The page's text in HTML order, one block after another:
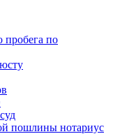
пробега по
пошлины нотариус